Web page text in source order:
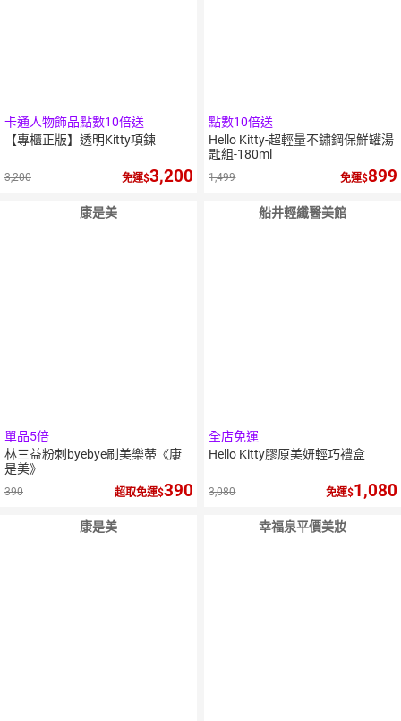
卡通人物飾品點數10倍送
【專櫃正版】透明Kitty項鍊
3,200 免運 3,200
點數10倍送
Hello Kitty-超輕量不鏽鋼保鮮罐湯
匙組-180ml
1,499 免運 899
康是美
單品5倍
林三益粉刺byebye刷美樂蒂《康
是美》
390 超取免運 390
船井輕纖醫美館
全店免運
Hello Kitty膠原美妍輕巧禮盒
3,080 免運 1,080
康是美 幸福泉平價美妝